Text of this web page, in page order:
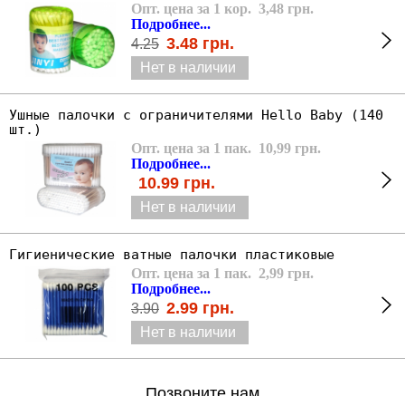
Опт. цена за 1 кор. 3,48 грн.
Подробнее...
4.25 3.48 грн.
Нет в наличии
Ушные палочки с ограничителями Hello Baby (140
шт.)
Опт. цена за 1 пак. 10,99 грн.
Подробнее...
10.99 грн.
Нет в наличии
Гигиенические ватные палочки пластиковые
Опт. цена за 1 пак. 2,99 грн.
Подробнее...
3.90 2.99 грн.
Нет в наличии